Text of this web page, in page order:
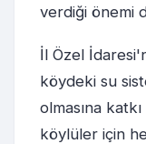
verdiği önemi
İl Özel
köydeki su
olmasına
köylüler için